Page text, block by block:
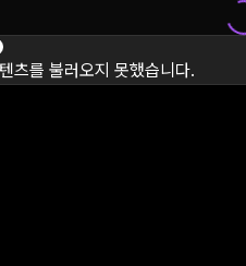
츠를 불러오지 못했습니다.